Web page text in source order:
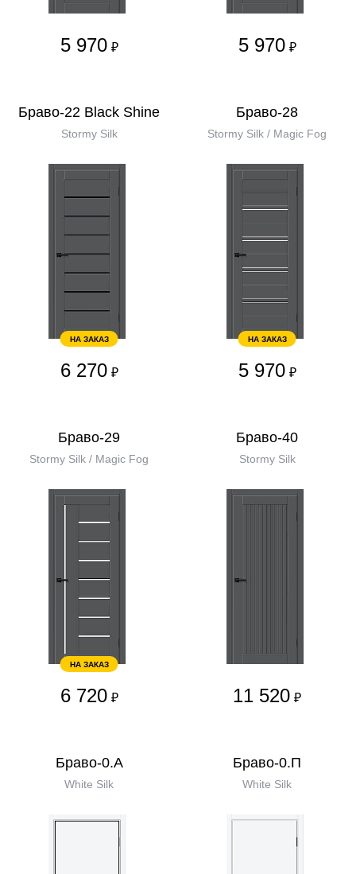
5 970 ₽ 5 970 ₽
Браво-22 Black Shine
Stormy Silk
НА ЗАКАЗ
6 270 ₽
Браво-28
Stormy Silk / Magic Fog
НА ЗАКАЗ
5 970 ₽
Браво-29
Stormy Silk / Magic Fog
НА ЗАКАЗ
6 720 ₽
Браво-40
Stormy Silk
11 520 ₽
Браво-0.А
White Silk
Браво-0.П
White Silk